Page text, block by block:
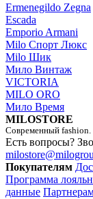
Ermenegildo Zegna
Escada
Emporio Armani
Milo Спорт Люкс
Milo Шик
Мило Винтаж
VICTORIA
MILO ORO
Мило Время
MILOSTORE
Современный fashion.
Есть вопросы?
Покупателям
Программа
данные